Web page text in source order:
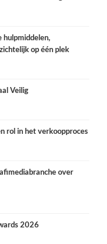
hulpmiddelen,
op één plek
Veilig
rol in het verkoopproces
over
2026